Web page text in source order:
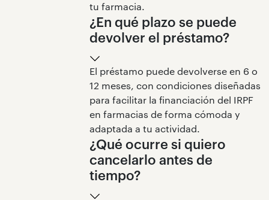
tu farmacia.
¿En qué plazo se puede
devolver el préstamo?
El préstamo puede devolverse en 6 o
12 meses, con condiciones diseñadas
para facilitar la financiación del IRPF
en farmacias de forma cómoda y
adaptada a tu actividad.
¿Qué ocurre si quiero
cancelarlo antes de
tiempo?